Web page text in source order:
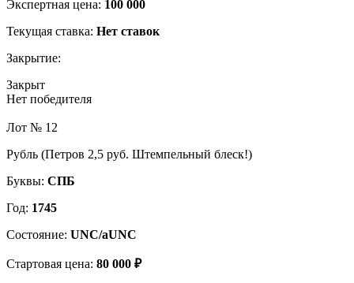
Экспертная цена: 100 000
Текущая ставка: Нет ставок
Закрытие:
Закрыт
Нет победителя
Лот № 12
Рубль (Петров 2,5 руб. Штемпельный блеск!)
Буквы: СПБ
Год: 1745
Состояние: UNC/aUNC
Стартовая цена: 80 000 ₽